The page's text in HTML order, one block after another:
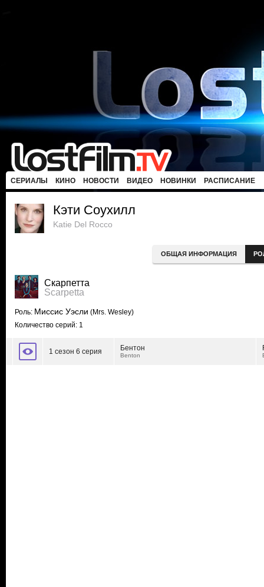
СЕРИАЛЫ КИНО НОВОСТИ ВИДЕО НОВИНКИ РАСПИСАНИЕ
Кэти Соухилл
Katie Del Rocco
ОБЩАЯ ИНФОРМАЦИЯ
Скарпетта
Scarpetta
Роль: Миссис Уэсли (Mrs. Wesley)
Количество серий: 1
1 сезон 6 серия Бентон
Benton